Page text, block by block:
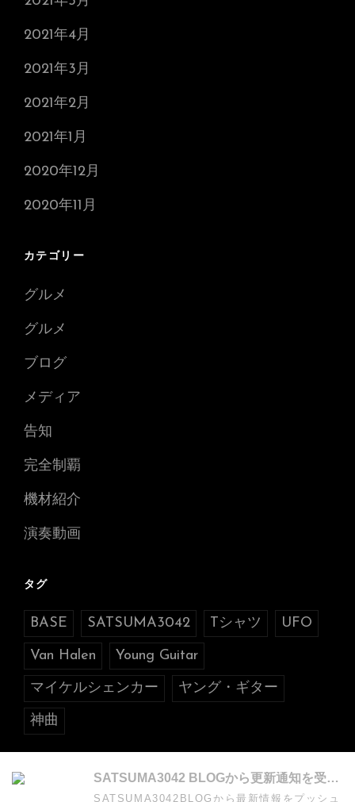
2021年4月
2021年3月
2021年2月
2021年1月
2020年12月
2020年11月
カテゴリー
グルメ
グルメ
ブログ
メディア
告知
完全制覇
機材紹介
演奏動画
タグ
BASE SATSUMA3042 Tシャツ UFO
Van Halen Young Guitar
マイケルシェンカー ヤング・ギター
神曲
SATSUMA3042 BLOGから更新通知を受け取る
SATSUMA3042BLOGから最新情報をプッシュ